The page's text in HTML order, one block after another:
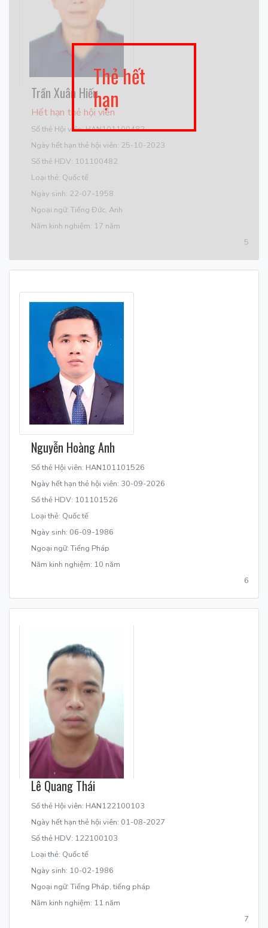
Trần Xuân Hiếu
Hết hạn thẻ hội viên
Số thẻ Hội viên: HAN101100482
Ngày hết hạn thẻ hội viên: 25-10-2023
Số thẻ HDV: 101100482
Loại thẻ: Quốc tế
Ngày sinh: 22-07-1958
Ngoại ngữ: Tiếng Đức, Anh
Năm kinh nghiệm: 17 năm
5
Thẻ hết
hạn
Nguyễn Hoàng Anh
Số thẻ Hội viên: HAN101101526
Ngày hết hạn thẻ hội viên: 30-09-2026
Số thẻ HDV: 101101526
Loại thẻ: Quốc tế
Ngày sinh: 06-09-1986
Ngoại ngữ: Tiếng Pháp
Năm kinh nghiệm: 10 năm
6
Lê Quang Thái
Số thẻ Hội viên: HAN122100103
Ngày hết hạn thẻ hội viên: 01-08-2027
Số thẻ HDV: 122100103
Loại thẻ: Quốc tế
Ngày sinh: 10-02-1986
Ngoại ngữ: Tiếng Pháp, tiếng pháp
Năm kinh nghiệm: 11 năm
7